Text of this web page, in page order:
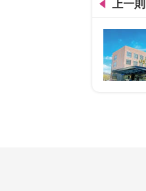
上一則